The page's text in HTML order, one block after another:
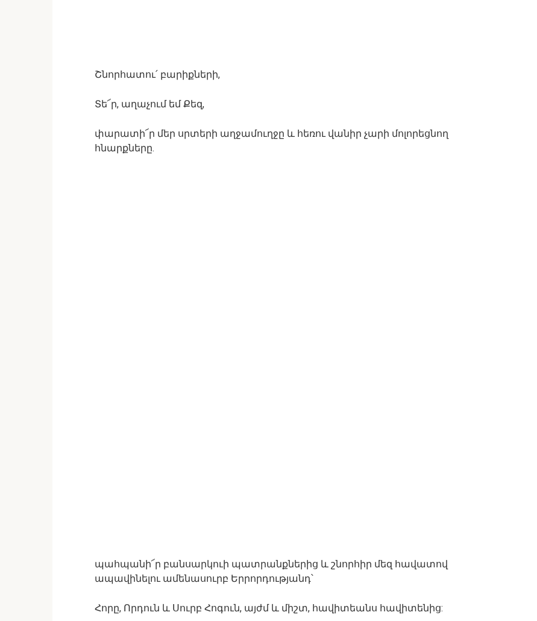
Շնորհատու՛ բարիքների,
Տե՜ր, աղաչում եմ Քեզ,
փարատի՜ր մեր սրտերի աղջամուղջը և հեռու վանիր չարի մոլորեցնող
հնարքները.
պահպանի՜ր բանսարկուի պատրանքներից և շնորհիր մեզ հավատով
ապավինելու ամենասուրբ Երրորդությանդ՝
Հորը, Որդուն և Սուրբ Հոգուն, այժմ և միշտ, հավիտեանս հավիտենից: